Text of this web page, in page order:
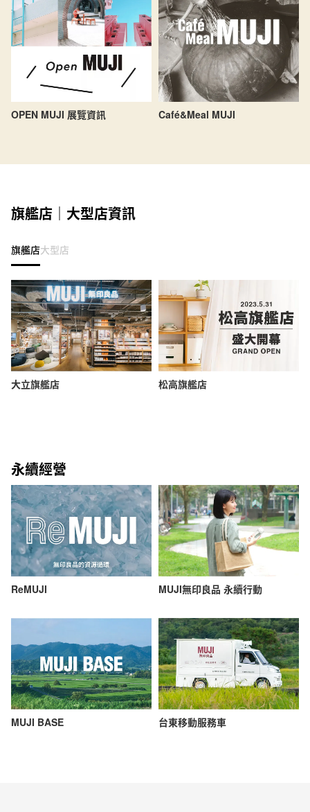
OPEN MUJI 展覽資訊 Café&Meal MUJI
旗艦店｜大型店資訊
旗艦店大型店
大立旗艦店 松高旗艦店
永續經營
ReMUJI MUJI無印良品 永續行動
MUJI BASE 台東移動服務車